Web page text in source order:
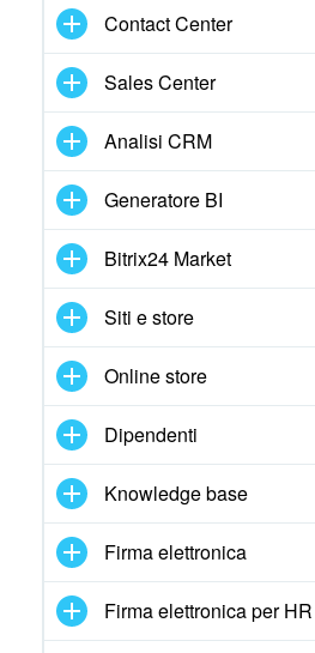
Contact Center
Sales Center
Analisi CRM
Generatore BI
Bitrix24 Market
Siti e store
Online store
Dipendenti
Knowledge base
Firma elettronica
Firma elettronica per HR